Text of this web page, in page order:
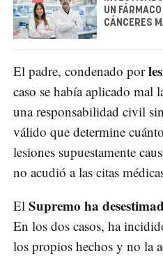
UN
CÁNCERES
El padre, condenado por
caso se había aplicado mal
una responsabilidad civil
válido que determine
lesiones supuestamente
no acudió a las citas
El Supremo ha
En los dos casos, ha
los propios hechos y no la